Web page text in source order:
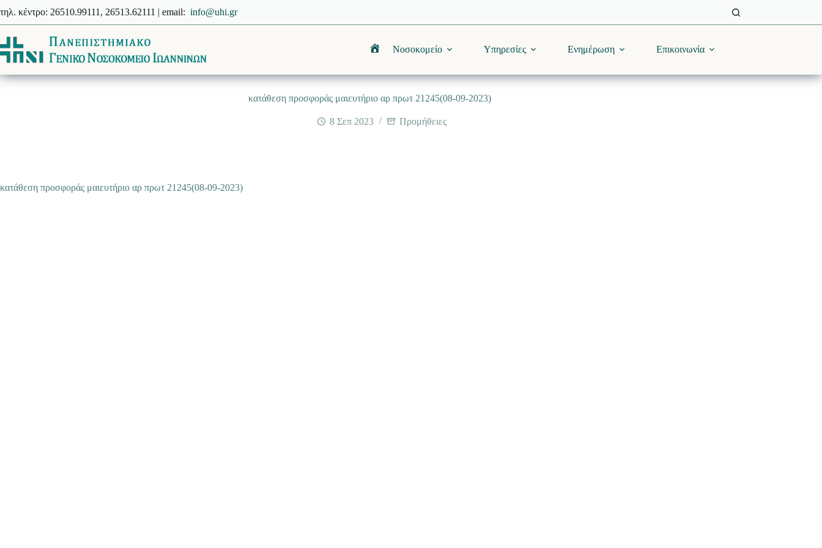
στο
περιεχόμενο
τηλ. κέντρο: 26510.99111, 26513.62111 | email: info@uhi.gr
ΑρχικήΝοσοκομείο Υπηρεσίες Ενημέρωση Επικοινωνία
κατάθεση προσφοράς μαιευτήριο αρ πρωτ 21245(08-09-2023)
8 Σεπ 2023 Προμήθειες
κατάθεση προσφοράς μαιευτήριο αρ πρωτ 21245(08-09-2023)